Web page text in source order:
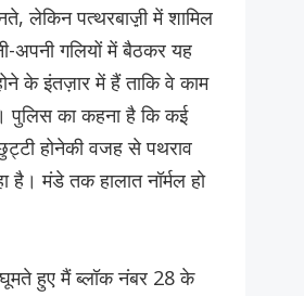
लेकिन पत्थरबाज़़ी में शामिल
अपनी गलियों में बैठकर यह
के इंतज़ार में हैं ताकि वे काम
पुलिस का कहना है कि कई
होनेकी वजह से पथराव
है। मंडे तक हालात नॉर्मल हो
हुए मैं ब्लॉक नंबर 28 के